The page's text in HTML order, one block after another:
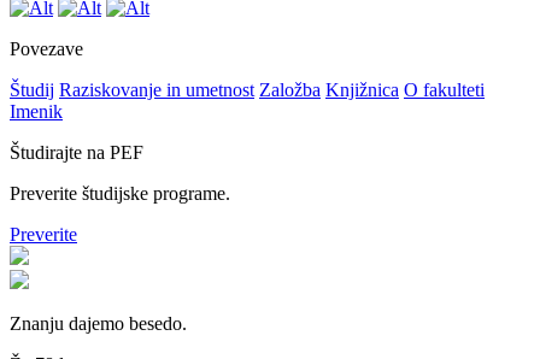
Povezave
Študij Raziskovanje in umetnost Založba Knjižnica O fakulteti
Imenik
Študirajte na PEF
Preverite študijske programe.
Preverite
Znanju dajemo besedo.